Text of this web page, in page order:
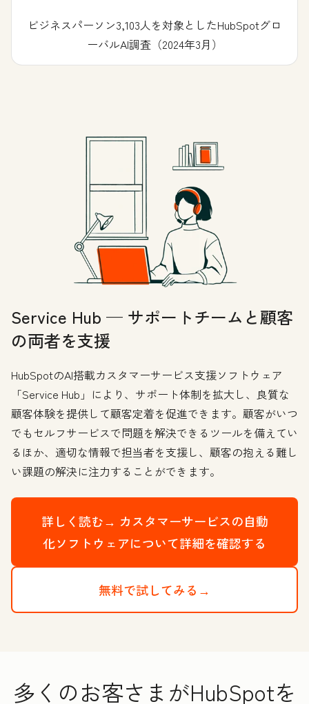
ビジネスパーソン3,103人を対象としたHubSpotグロ
ーバルAI調査（2024年3月）
Service Hub — サポートチームと顧客
の両者を支援
HubSpotのAI搭載カスタマーサービス支援ソフトウェア
「Service Hub」により、サポート体制を拡大し、良質な
顧客体験を提供して顧客定着を促進できます。顧客がいつ
でもセルフサービスで問題を解決できるツールを備えてい
るほか、適切な情報で担当者を支援し、顧客の抱える難し
い課題の解決に注力することができます。
詳しく読む→ カスタマーサービスの自動
化ソフトウェアについて詳細を確認する
無料で試してみる→
多くのお客さまがHubSpotを